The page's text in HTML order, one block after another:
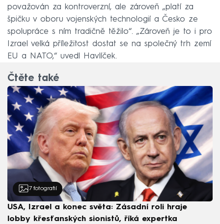
považován za kontroverzní, ale zároveň „platí za
špičku v oboru vojenských technologií a Česko ze
spolupráce s ním tradičně těžilo“. „Zároveň je to i pro
Izrael velká příležitost dostat se na společný trh zemí
EU a NATO,“ uvedl Havlíček.
Čtěte také
7 fotografií
USA, Izrael a konec světa: Zásadní roli hraje
lobby křesťanských sionistů, říká expertka